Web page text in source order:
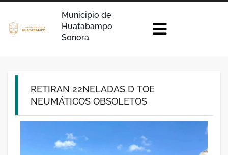
Municipio de
Huatabampo
Sonora
RETIRAN 22NELADAS D TOE
NEUMÁTICOS OBSOLETOS